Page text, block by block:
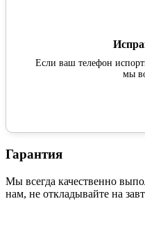
Если ваш телефон
мы
Гарантия
Мы всегда качественно
нам, не откладывайте на